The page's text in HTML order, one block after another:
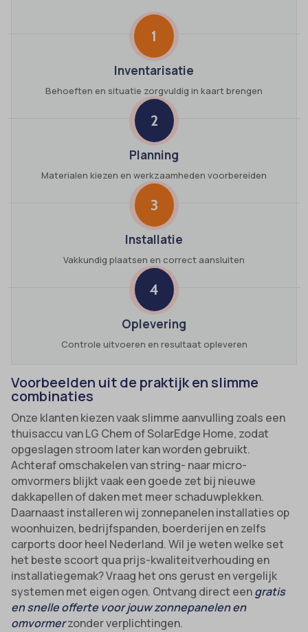
1
Inventarisatie
Behoeften en situatie zorgvuldig in kaart brengen
2
Planning
Materialen kiezen en werkzaamheden voorbereiden
3
Installatie
Vakkundig plaatsen en correct aansluiten
4
Oplevering
Controle uitvoeren en resultaat opleveren
Voorbeelden uit de praktijk en slimme
combinaties
Onze klanten kiezen vaak slimme aanvulling zoals een
thuisaccu van LG Chem of SolarEdge Home, zodat
opgeslagen stroom later kan worden gebruikt.
Achteraf omschakelen van string- naar micro-
omvormers blijkt vaak een goede zet bij nieuwe
dakkapellen of daken met meer schaduwplekken.
Daarnaast installeren wij zonnepanelen installaties op
woonhuizen, bedrijfspanden, boerderijen en zelfs
carports door heel Nederland. Wil je weten welke set
het beste scoort qua prijs-kwaliteitverhouding en
installatiegemak? Vraag het ons gerust en vergelijk
systemen met eigen ogen. Ontvang direct eengratis
en snelle offerte voor jouw zonnepanelen en
omvormerzonder verplichtingen.